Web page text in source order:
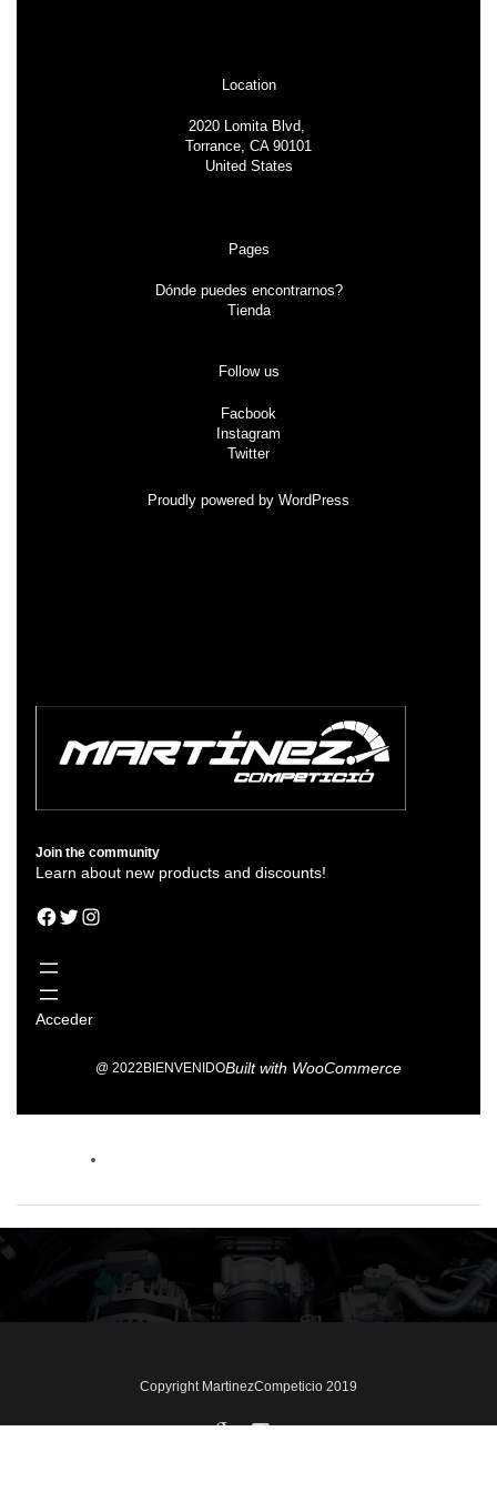
Location
2020 Lomita Blvd,
Torrance, CA 90101
United States
Pages
Dónde puedes encontrarnos?
Tienda
Follow us
Facbook
Instagram
Twitter
Proudly powered by WordPress
Join the community
Learn about new products and discounts!
Facebook Twitter Instagram
Acceder
@ 2022BIENVENIDOBuilt with WooCommerce
Copyright MartinezCompeticio 2019